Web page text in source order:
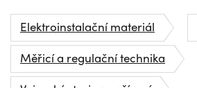
Elektroinstalační materiál
Měřicí a regulační technika